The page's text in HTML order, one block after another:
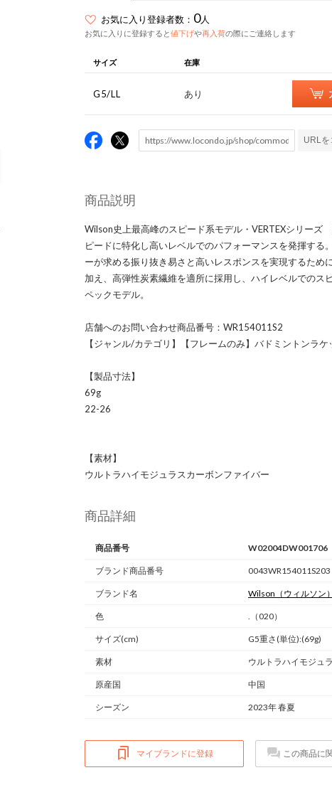
お気に入り登録者数： 0人
お気に入りに登録すると値下げや再入荷の際にご連絡します
サイズ 在庫
G5/LL あり
URLを
商品説明
Wilson史上最高峰のスピード系モデル・VERTEXシリーズ
ピードに特化し高いレベルでのパフォーマンスを発揮する
ーが求める振り抜き易さと高いレスポンスを実現するため
加え、高弾性炭素繊維を適所に採用し、ハイレベルでのス
ペックモデル。
店舗へのお問い合わせ商品番号：WR154011S2
【ジャンル/カテゴリ】【フレームのみ】バドミントンラケ
【製品寸法】
69g
22-26
【素材】
ウルトラハイモジュラスカーボンファイバー
商品詳細
商品番号 W02004DW001706
ブランド商品番号
ブランド名 Wilson （ウィルソン）
色 .（020）
サイズ(cm) G5重さ(単位):(69g)
素材 ウルトラハイモジュ
原産国 中国
シーズン 2023年 春夏
マイブランドに登録 この商品に